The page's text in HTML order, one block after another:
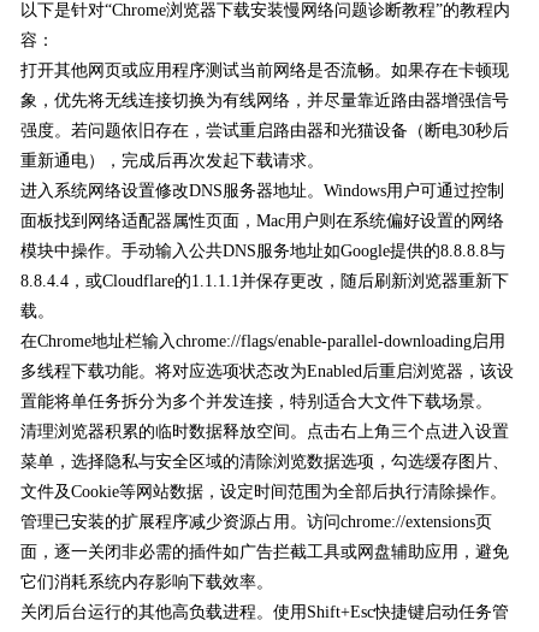
以下是针对“Chrome浏览器下载安装慢网络问题诊断教程”的教程内
容：
打开其他网页或应用程序测试当前网络是否流畅。如果存在卡顿现
象，优先将无线连接切换为有线网络，并尽量靠近路由器增强信号
强度。若问题依旧存在，尝试重启路由器和光猫设备（断电30秒后
重新通电），完成后再次发起下载请求。
进入系统网络设置修改DNS服务器地址。Windows用户可通过控制
面板找到网络适配器属性页面，Mac用户则在系统偏好设置的网络
模块中操作。手动输入公共DNS服务地址如Google提供的8.8.8.8与
8.8.4.4，或Cloudflare的1.1.1.1并保存更改，随后刷新浏览器重新下
载。
在Chrome地址栏输入chrome://flags/enable-parallel-downloading启用
多线程下载功能。将对应选项状态改为Enabled后重启浏览器，该设
置能将单任务拆分为多个并发连接，特别适合大文件下载场景。
清理浏览器积累的临时数据释放空间。点击右上角三个点进入设置
菜单，选择隐私与安全区域的清除浏览数据选项，勾选缓存图片、
文件及Cookie等网站数据，设定时间范围为全部后执行清除操作。
管理已安装的扩展程序减少资源占用。访问chrome://extensions页
面，逐一关闭非必需的插件如广告拦截工具或网盘辅助应用，避免
它们消耗系统内存影响下载效率。
关闭后台运行的其他高负载进程。使用Shift+Esc快捷键启动任务管